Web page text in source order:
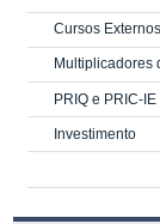
Cursos
Multiplicadores
PRIQ e PRIC-IE
Investimento